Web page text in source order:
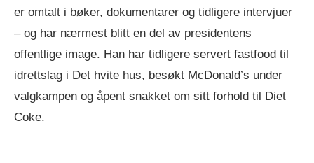
er omtalt i bøker, dokumentarer og tidligere intervjuer
– og har nærmest blitt en del av presidentens
offentlige image. Han har tidligere servert fastfood til
idrettslag i Det hvite hus, besøkt McDonald’s under
valgkampen og åpent snakket om sitt forhold til Diet
Coke.